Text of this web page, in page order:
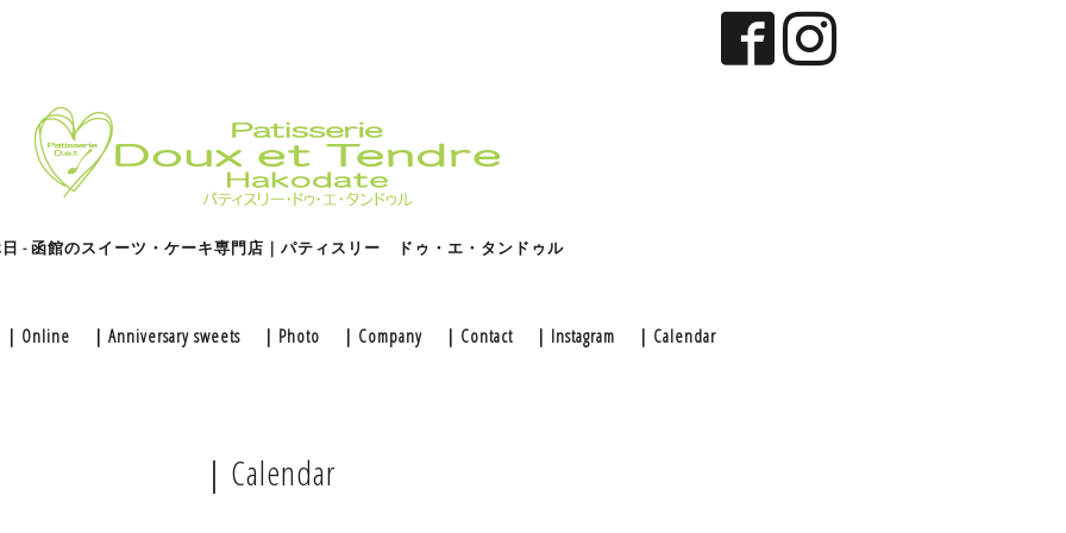
日 - 函館のスイーツ・ケーキ専門店｜パティスリー ドゥ・エ・タンドゥル
｜Online ｜Anniversary sweets ｜Photo ｜Company ｜Contact ｜Instagram ｜Calendar
｜Calendar